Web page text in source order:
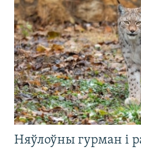
Няўлоўны гурман і